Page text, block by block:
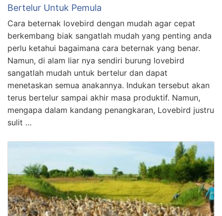
Bertelur Untuk Pemula
Cara beternak lovebird dengan mudah agar cepat
berkembang biak sangatlah mudah yang penting anda
perlu ketahui bagaimana cara beternak yang benar.
Namun, di alam liar nya sendiri burung lovebird
sangatlah mudah untuk bertelur dan dapat
menetaskan semua anakannya. Indukan tersebut akan
terus bertelur sampai akhir masa produktif. Namun,
mengapa dalam kandang penangkaran, Lovebird justru
sulit …